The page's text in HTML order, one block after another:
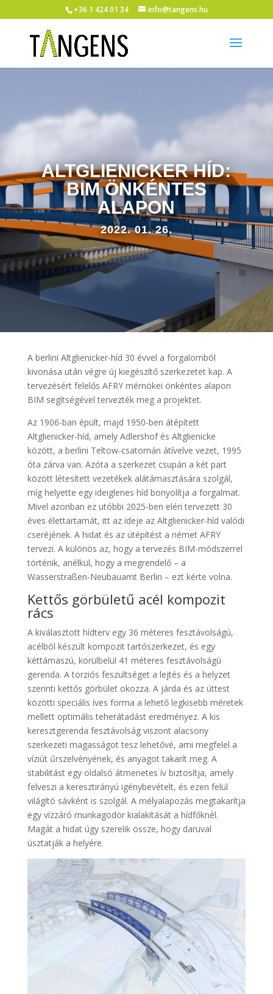
+36 1 424 01 34 info@tangens.hu
ALTGLIENICKER HÍD:
BIM ÖNKÉNTES
ALAPON
2022. 01. 26.
A berlini Altglienicker-híd 30 évvel a forgalomból
kivonása után végre új kiegészítő szerkezetet kap. A
tervezésért felelős AFRY mérnökei önkéntes alapon
BIM segítségével tervezték meg a projektet.
Az 1906-ban épült, majd 1950-ben átépített
Altglienicker-híd, amely Adlershof és Altglienicke
között, a berlini Teltow-csatornán átívelve vezet, 1995
óta zárva van. Azóta a szerkezet csupán a két part
között létesített vezetékek alátámasztására szolgál,
míg helyette egy ideiglenes híd bonyolítja a forgalmat.
Mivel azonban ez utóbbi 2025-ben eléri tervezett 30
éves élettartamát, itt az ideje az Altglienicker-híd valódi
cseréjének. A hidat és az útépítést a német AFRY
tervezi. A különös az, hogy a tervezés BIM-módszerrel
történik, anélkül, hogy a megrendelő – a
Wasserstraßen-Neubauamt Berlin – ezt kérte volna.
Kettős görbületű acél kompozit
rács
A kiválasztott hídterv egy 36 méteres fesztávolságú,
acélból készült kompozit tartószerkezet, és egy
kéttámaszú, körülbelül 41 méteres fesztávolságú
gerenda. A torziós feszültséget a lejtés és a helyzet
szerinti kettős görbület okozza. A járda és az úttest
közötti speciális íves forma a lehető legkisebb méretek
mellett optimális teherátadást eredményez. A kis
keresztgerenda fesztávolság viszont alacsony
szerkezeti magasságot tesz lehetővé, ami megfelel a
víziút űrszelvényének, és anyagot takarít meg. A
stabilitást egy oldalsó átmenetes ív biztosítja, amely
felveszi a keresztirányú igénybevételt, és ezen felül
világító sávként is szolgál. A mélyalapozás megtakarítja
egy vízzáró munkagödör kialakítását a hídfőknél.
Magát a hidat úgy szerelik össze, hogy daruval
úsztatják a helyére.